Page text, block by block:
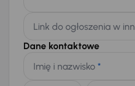
Link do ogłoszenia w
Dane kontaktowe
Imię i nazwisko *